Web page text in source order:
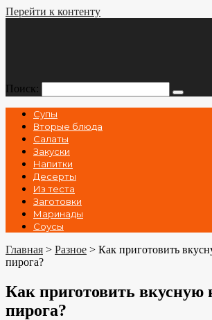
Перейти к контенту
Поиск:
Супы
Вторые блюда
Салаты
Закуски
Напитки
Десерты
Из теста
Заготовки
Маринады
Соусы
Главная > Разное > Как приготовить
пирога?
Как приготовить вкусную
пирога?